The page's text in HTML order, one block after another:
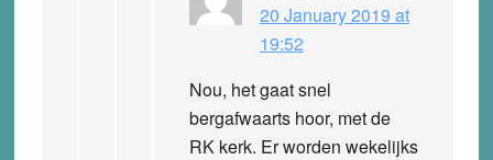
20 January 2019 at
19:52
Nou, het gaat snel
bergafwaarts hoor, met de
RK kerk. Er worden wekelijks